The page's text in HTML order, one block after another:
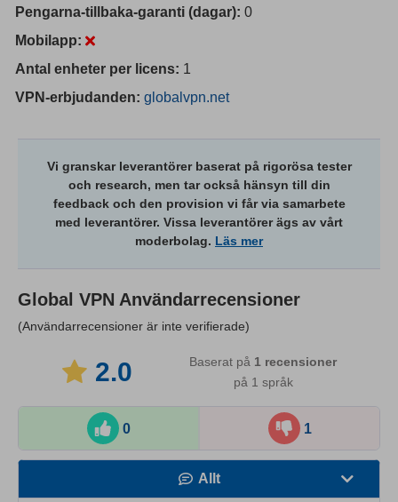
Pengarna-tillbaka-garanti (dagar): 0
Mobilapp:
Antal enheter per licens: 1
VPN-erbjudanden: globalvpn.net
Vi granskar leverantörer baserat på rigorösa tester
och research, men tar också hänsyn till din
feedback och den provision vi får via samarbete
med leverantörer. Vissa leverantörer ägs av vårt
moderbolag. Läs mer
Global VPN Användarrecensioner
(Användarrecensioner är inte verifierade)
2.0 Baserat på 1 recensioner
på 1 språk
0 1
Allt